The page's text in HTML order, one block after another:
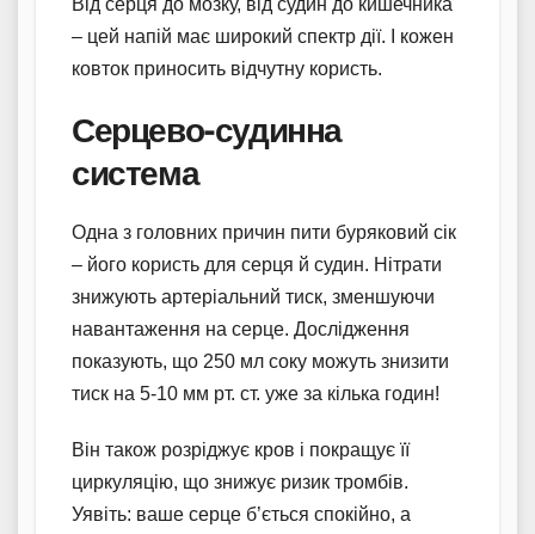
– цей напій має широкий спектр дії. І кожен
ковток приносить відчутну користь.
Серцево-судинна
система
Одна з головних причин пити буряковий сік
– його користь для серця й судин. Нітрати
знижують артеріальний тиск, зменшуючи
навантаження на серце. Дослідження
показують, що 250 мл соку можуть знизити
тиск на 5-10 мм рт. ст. уже за кілька годин!
Він також розріджує кров і покращує її
циркуляцію, що знижує ризик тромбів.
Уявіть: ваше серце б’ється спокійно, а